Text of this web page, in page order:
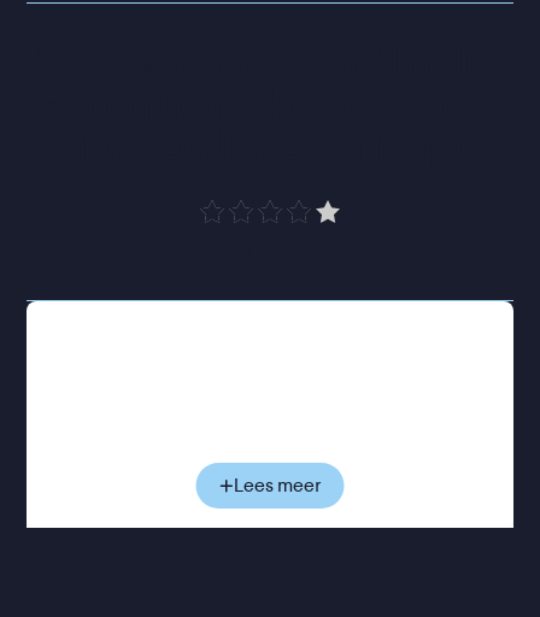
Charlie en Emma’s huwelijk staat al volledig in de
groeit uit tot een acute emotionele crisis waarin
Charlie plots alles wat hij dacht te weten over zijn
aanstaande vrouw in twijfel trekt. Terwijl de bruiloft
Lees meer